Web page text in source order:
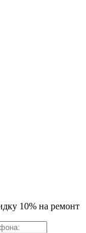
10% на ремонт